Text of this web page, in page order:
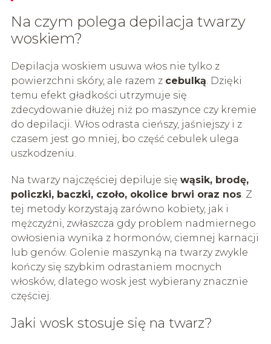
Na czym polega depilacja twarzy
woskiem?
Depilacja woskiem usuwa włos nie tylko z
powierzchni skóry, ale razem z cebulką. Dzięki
temu efekt gładkości utrzymuje się
zdecydowanie dłużej niż po maszynce czy kremie
do depilacji. Włos odrasta cieńszy, jaśniejszy i z
czasem jest go mniej, bo część cebulek ulega
uszkodzeniu.
Na twarzy najczęściej depiluje się wąsik, brodę,
policzki, baczki, czoło, okolice brwi oraz nos. Z
tej metody korzystają zarówno kobiety, jak i
mężczyźni, zwłaszcza gdy problem nadmiernego
owłosienia wynika z hormonów, ciemnej karnacji
lub genów. Golenie maszynką na twarzy zwykle
kończy się szybkim odrastaniem mocnych
włosków, dlatego wosk jest wybierany znacznie
częściej.
Jaki wosk stosuje się na twarz?